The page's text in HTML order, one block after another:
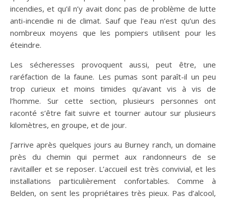
incendies, et qu’il n’y avait donc pas de problème de lutte
anti-incendie ni de climat. Sauf que l’eau n’est qu’un des
nombreux moyens que les pompiers utilisent pour les
éteindre.
Les sécheresses provoquent aussi, peut être, une
raréfaction de la faune. Les pumas sont paraît-il un peu
trop curieux et moins timides qu’avant vis à vis de
l’homme. Sur cette section, plusieurs personnes ont
raconté s’être fait suivre et tourner autour sur plusieurs
kilomètres, en groupe, et de jour.
J’arrive après quelques jours au Burney ranch, un domaine
près du chemin qui permet aux randonneurs de se
ravitailler et se reposer. L’accueil est très convivial, et les
installations particulièrement confortables. Comme à
Belden, on sent les propriétaires très pieux. Pas d’alcool,